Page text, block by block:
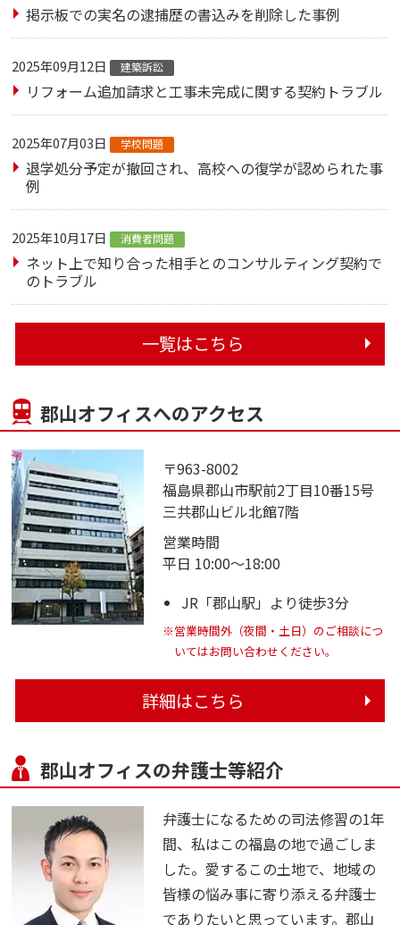
掲示板での実名の逮捕歴の書込みを削除した事例
2025年09月12日 建築訴訟
リフォーム追加請求と工事未完成に関する契約トラブル
2025年07月03日 学校問題
退学処分予定が撤回され、高校への復学が認められた事
例
2025年10月17日 消費者問題
ネット上で知り合った相手とのコンサルティング契約で
のトラブル
一覧はこちら
郡山オフィスへのアクセス
〒963-8002
福島県郡山市駅前2丁目10番15号
三共郡山ビル北館7階
営業時間
平日 10:00～18:00
JR「郡山駅」より徒歩3分
※営業時間外（夜間・土日）のご相談につ
いてはお問い合わせください。
詳細はこちら
郡山オフィスの弁護士等紹介
弁護士になるための司法修習の1年
間、私はこの福島の地で過ごしま
した。愛するこの土地で、地域の
皆様の悩み事に寄り添える弁護士
でありたいと思っています。郡山